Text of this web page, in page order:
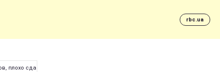
rbc.ua
плохо сдавших ВНО (обновлено)